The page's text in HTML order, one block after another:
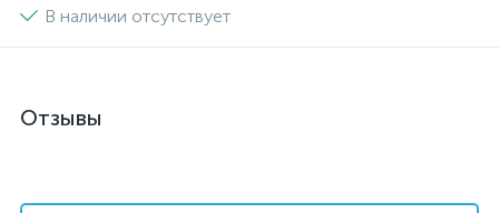
В наличии отсутствует
Отзывы